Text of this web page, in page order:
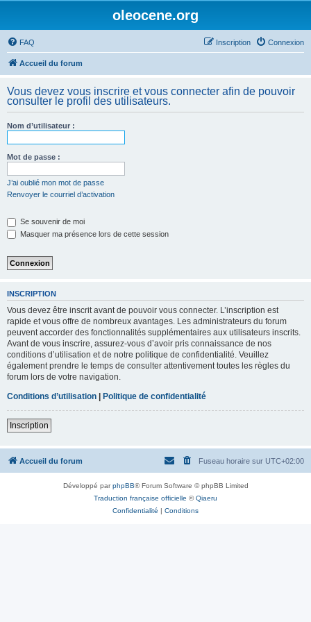
oleocene.org
FAQ Connexion
Inscription
Accueil du forum
Vous devez vous inscrire et vous connecter afin de pouvoir
consulter le profil des utilisateurs.
Nom d’utilisateur :
Mot de passe :
J’ai oublié mon mot de passe
Renvoyer le courriel d’activation
Se souvenir de moi
Masquer ma présence lors de cette session
INSCRIPTION
Vous devez être inscrit avant de pouvoir vous connecter. L’inscription est
rapide et vous offre de nombreux avantages. Les administrateurs du forum
peuvent accorder des fonctionnalités supplémentaires aux utilisateurs inscrits.
Avant de vous inscrire, assurez-vous d’avoir pris connaissance de nos
conditions d’utilisation et de notre politique de confidentialité. Veuillez
également prendre le temps de consulter attentivement toutes les règles du
forum lors de votre navigation.
Conditions d’utilisation | Politique de confidentialité
Inscription
Accueil du forum Fuseau horaire sur UTC+02:00
Développé parphpBB® Forum Software © phpBB Limited
Traduction française officielle ©Qiaeru
Confidentialité | Conditions